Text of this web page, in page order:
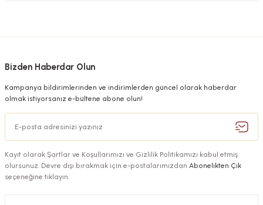
Bizden Haberdar Olun
Kampanya bildirimlerinden ve indirimlerden güncel olarak haberdar
olmak istiyorsanız e-bültene abone olun!
Kayıt olarak Şartlar ve Koşullarımızı ve Gizlilik Politikamızı kabul etmiş
olursunuz. Devre dışı bırakmak için e-postalarımızdan Abonelikten Çık
seçeneğine tıklayın.